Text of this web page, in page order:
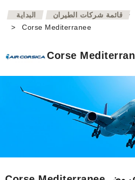
البداية >
قائمة شركات الطيران
>
Corse Mediterranee
Corse